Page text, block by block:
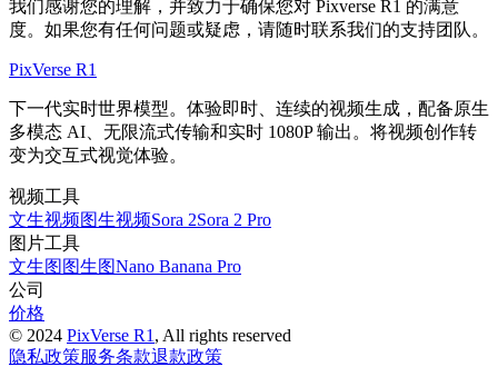
我们感谢您的理解，并致力于确保您对 Pixverse R1 的满意
度。如果您有任何问题或疑虑，请随时联系我们的支持团队。
PixVerse R1
下一代实时世界模型。体验即时、连续的视频生成，配备原生
多模态 AI、无限流式传输和实时 1080P 输出。将视频创作转
变为交互式视觉体验。
视频工具
文生视频图生视频Sora 2Sora 2 Pro
图片工具
文生图 图生图Nano Banana Pro
公司
价格
© 2024 PixVerse R1, All rights reserved
隐私政策服务条款退款政策